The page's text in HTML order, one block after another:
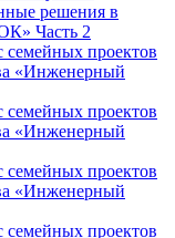
решения в
Часть 2
семейных проектов
«Инженерный
семейных проектов
«Инженерный
семейных проектов
«Инженерный
семейных проектов